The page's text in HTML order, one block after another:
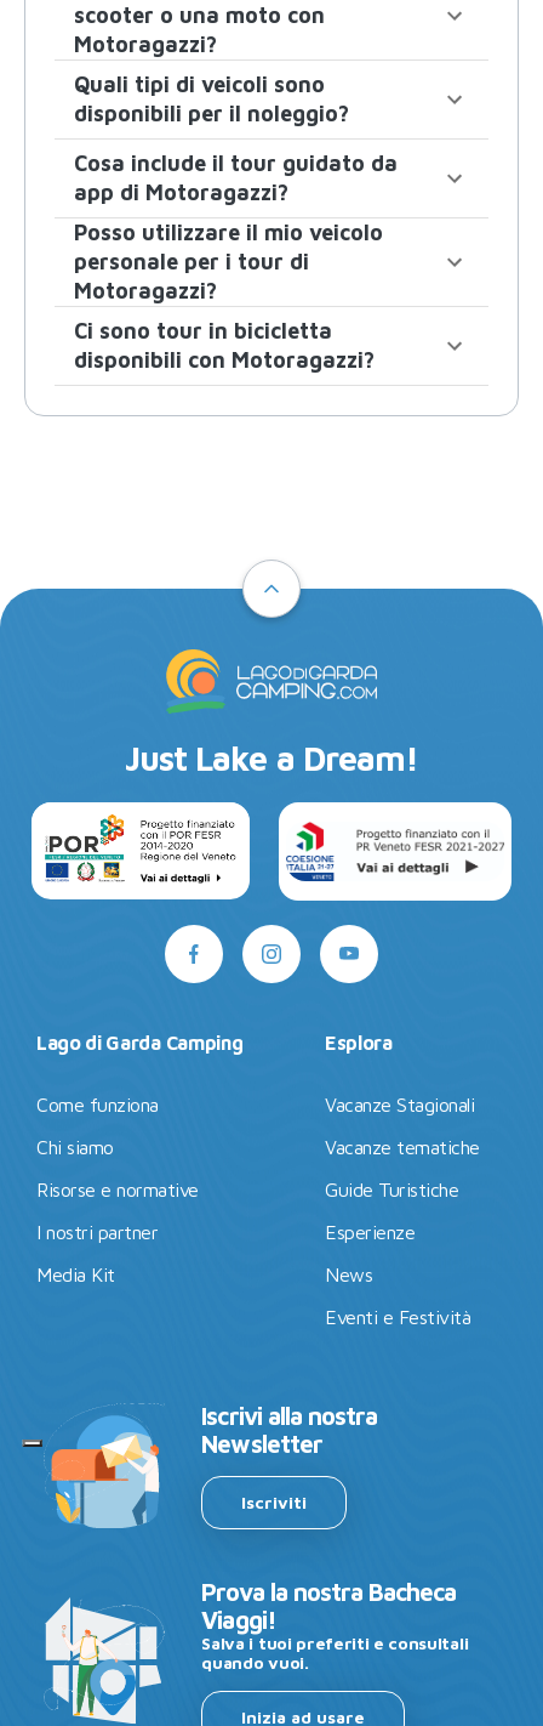
scooter o una moto con
Motoragazzi?
Quali tipi di veicoli sono
disponibili per il noleggio?
Cosa include il tour guidato da
app di Motoragazzi?
Posso utilizzare il mio veicolo
personale per i tour di
Motoragazzi?
Ci sono tour in bicicletta
disponibili con Motoragazzi?
Just Lake a Dream!
Lago di Garda Camping
Come funziona
Chi siamo
Risorse e normative
I nostri partner
Media Kit
Esplora
Vacanze Stagionali
Vacanze tematiche
Guide Turistiche
Esperienze
News
Eventi e Festività
Iscrivi alla nostra
Newsletter
Iscriviti
Prova la nostra Bacheca
Viaggi!
Salva i tuoi preferiti e consultali
quando vuoi.
Inizia ad usare